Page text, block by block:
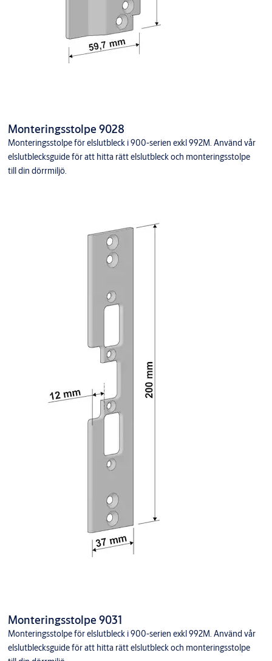
Monteringsstolpe 9028
Monteringsstolpe för elslutbleck i 900-serien exkl 992M. Använd vår
elslutblecksguide för att hitta rätt elslutbleck och monteringsstolpe
till din dörrmiljö.
Monteringsstolpe 9031
Monteringsstolpe för elslutbleck i 900-serien exkl 992M. Använd vår
elslutblecksguide för att hitta rätt elslutbleck och monteringsstolpe